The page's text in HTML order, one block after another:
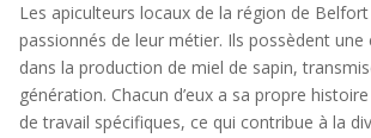
Les apiculteurs locaux de la région de
passionnés de leur métier. Ils possèdent une
dans la production de miel de sapin,
génération. Chacun d’eux a sa propre
de travail spécifiques, ce qui contribue à la